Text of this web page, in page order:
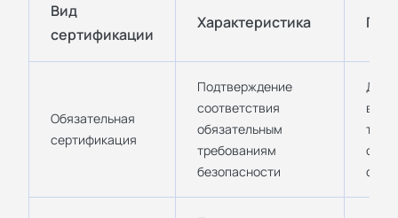
Вид
сертификации
Характеристика
Обязательная
сертификация
Подтверждение
соответствия
обязательным
требованиям
безопасности
Для